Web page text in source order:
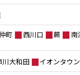
町 西川口 蕨 南
川大和田 イオンタウ